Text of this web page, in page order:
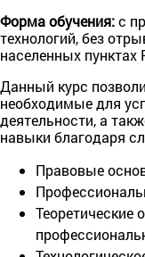
Форма обучения:с
технологий, без
населенных пунктах
Данный курс
необходимые для
деятельности, а
навыки благодаря
Правовые
Теоретические